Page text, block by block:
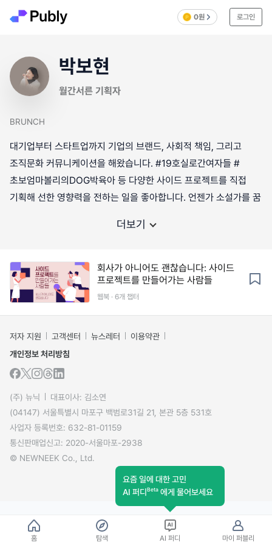
0원 로그인
박보현
월간서른 기획자
BRUNCH
대기업부터 스타트업까지 기업의 브랜드, 사회적 책임, 그리고
조직문화 커뮤니케이션을 해왔습니다. #19호실로간여자들 #
초보엄마볼리의DOG박육아 등 다양한 사이드 프로젝트를 직접
기획해 선한 영향력을 전하는 일을 좋아합니다. 언젠가 소설가를 꿈
더보기
회사가 아니어도 괜찮습니다: 사이드
프로젝트를 만들어가는 사람들
웹북 · 6개 챕터
저자 지원 고객센터 뉴스레터
이용약관
개인정보 처리방침
(주) 뉴닉
대표이사: 김소연
(04147) 서울특별시 마포구 백범로31길 21, 본관 5층 531호
사업자 등록번호: 632-81-01159
통신판매업신고: 2020-서울마포-2938
© NEWNEEK Co., Ltd.
홈 탐색
요즘 일에 대한 고민
AI 퍼디Beta 에게 물어보세요
AI 퍼디 마이 퍼블리